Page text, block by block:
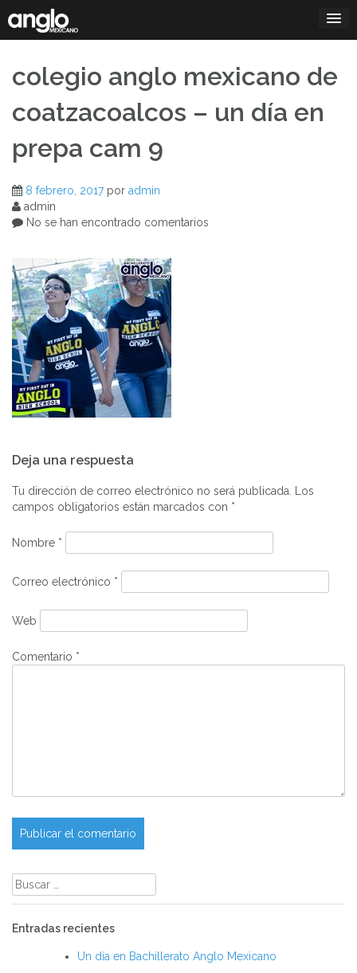
contenido
colegio anglo mexicano de
coatzacoalcos – un día en
prepa cam 9
8 febrero, 2017por admin
admin
No se han encontrado comentarios
de
entradas
Deja una respuesta
Tu dirección de correo electrónico no será publicada. Los
campos obligatorios están marcados con *
Nombre *
Correo electrónico *
Web
Comentario *
Buscar:
Entradas recientes
Un día en Bachillerato Anglo Mexicano